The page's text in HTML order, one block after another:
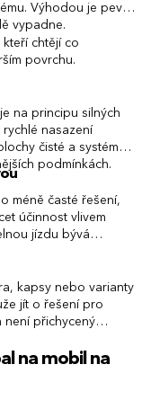
Výhodou je pevné
vypadne.
chtějí co
povrchu.
na principu silných
nasazení
čisté a systém
podmínkách.
méně časté řešení,
účinnost vlivem
jízdu bývá
kapsy nebo varianty
jít o řešení pro
není přichycený
na mobil na